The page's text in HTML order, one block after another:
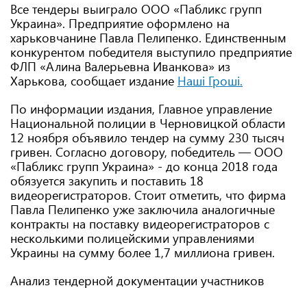
Все тендеры выиграло ООО «Пабликс групп
Украина». Предприятие оформлено на
харьковчанине Павла Пелипенко. Единственным
конкурентом победителя выступило предприятие
ФЛП «Алина Валерьевна Иванкова» из
Харькова, сообщает издание Наші Гроші.
По информации издания, Главное управление
Национальной полиции в Черновицкой области
12 ноября объявило тендер на сумму 230 тысяч
гривен. Согласно договору, победитель — ООО
«Пабликс групп Украина» - до конца 2018 года
обязуется закупить и поставить 18
видеорегистраторов. Стоит отметить, что фирма
Павла Пелипенко уже заключила аналогичные
контракты на поставку видеорегистраторов с
несколькими полицейскими управлениями
Украины на сумму более 1,7 миллиона гривен.
Анализ тендерной документации участников